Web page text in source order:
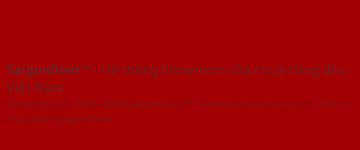
SaigonDoor™ - Hệ thống Showroom cửa nhựa hàng đầu
Việt Nam
Copyright ⓒ 2016 – 2026 SaigonDoor™ - www.bancuanhua.com | Đơn vị
chủ quản SaigonDoor